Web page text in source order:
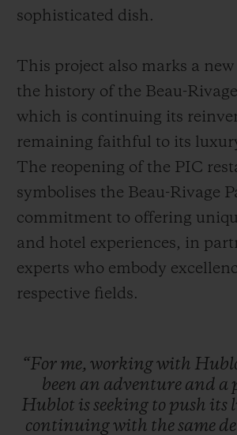
sophisticated dish.
This project also marks a
the history of the Beau-
which is continuing its
remaining faithful to its
The reopening of the PIC
symbolises the Beau-Rivage
commitment to offering
and hotel experiences, in
experts who embody
respective fields.
“For me, workingwith
been an adventure and a
Hublot isseeking to push its
continuingwith thesame